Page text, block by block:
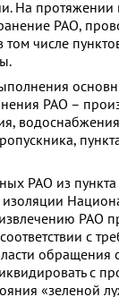
На протяжении
РАО,
числе
РАО –
РАО из
РАО
с
обращения
с
«зеленой